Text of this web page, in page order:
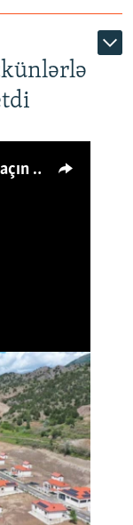
'Ya təklif olunan ev, ya status!' – Laçın köçkünü: 'Laçından başqa heç hara!'